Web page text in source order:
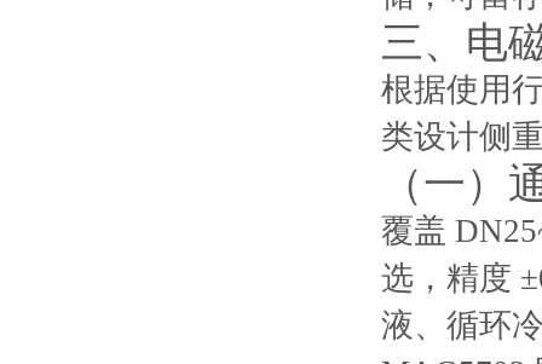
三、电
根据使用
类设计侧
（一）
覆盖
选，精度
液、循环